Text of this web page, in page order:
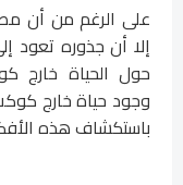
على الرغم من أن
إلا أن جذوره تعود
حول الحياة خارج
وجود حياة خارج
باستكشاف هذه